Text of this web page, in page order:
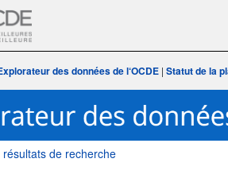
des données de l‘OCDE | Statut de la
de recherche